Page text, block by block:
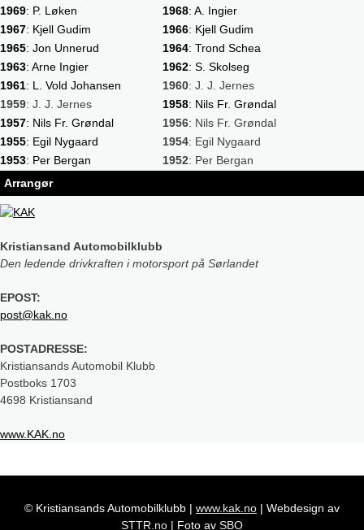
1969: P. Løken 1968: A. Ingier
1967: Kjell Gudim 1966: Kjell Gudim
1965: Jon Unnerud 1964: Trond Schea
1963: Arne Ingier 1962: S. Skolseg
1961: L. Vold Johansen 1960: J. J. Jernes
1959: J. J. Jernes 1958: Nils Fr. Grøndal
1957: Nils Fr. Grøndal 1956: Nils Fr. Grøndal
1955: Egil Nygaard 1954: Egil Nygaard
1953: Per Bergan 1952: Per Bergan
Arrangør
Kristiansand Automobilklubb
Den ledende drivkraften i motorsport på Sørlandet
EPOST:
post@kak.no
POSTADRESSE:
Kristiansands Automobil Klubb
Postboks 1703
4698 Kristiansand
www.KAK.no
© Kristiansands Automobilklubb | www.kak.no | Webdesign av
STTR.no | Foto av SBO